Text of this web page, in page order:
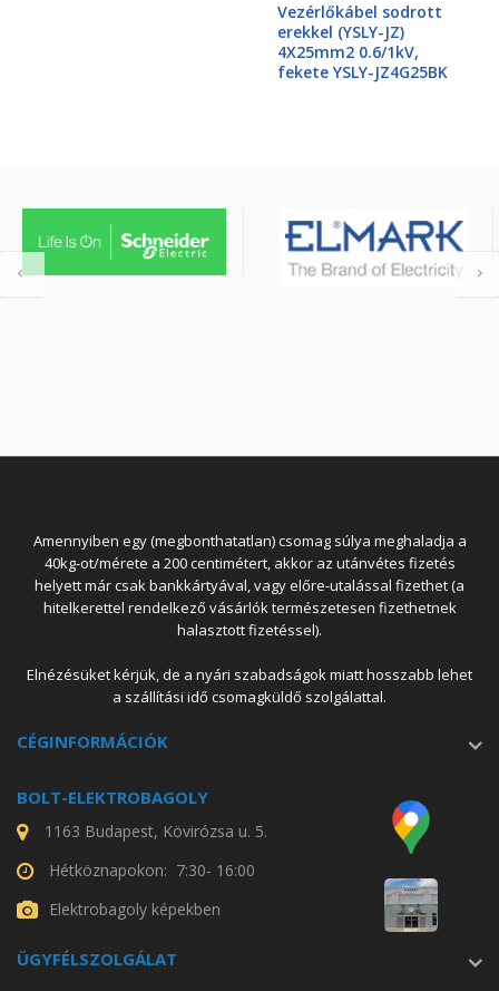
Vezérlőkábel sodrott
erekkel (YSLY-JZ)
4X25mm2 0.6/1kV,
fekete YSLY-JZ4G25BK
Amennyiben egy (megbonthatatlan) csomag súlya meghaladja a
40kg-ot/mérete a 200 centimétert, akkor az utánvétes fizetés
helyett már csak bankkártyával, vagy előre-utalással fizethet (a
hitelkerettel rendelkező vásárlók természetesen fizethetnek
halasztott fizetéssel).
Elnézésüket kérjük, de a nyári szabadságok miatt hosszabb lehet
a szállítási idő csomagküldő szolgálattal.
CÉGINFORMÁCIÓK
BOLT-ELEKTROBAGOLY
1163 Budapest, Kövirózsa u. 5.
Hétköznapokon: 7:30- 16:00
Elektrobagoly képekben
ÜGYFÉLSZOLGÁLAT